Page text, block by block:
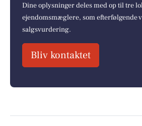
Dine oplysninger deles med op til tre
ejendomsmæglere, som efterfølgende
salgsvurdering.
Bliv kontaktet